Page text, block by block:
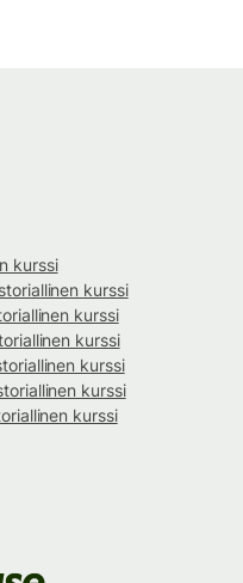
kurssi
kurssi
kurssi
kurssi
kurssi
kurssi
kurssi